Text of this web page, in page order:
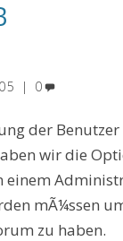
0
der
wir die
einem
mÃ¼ssen
zu haben.